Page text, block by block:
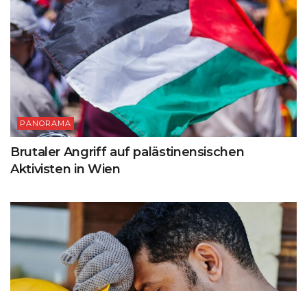
PANORAMA
Brutaler Angriff auf palästinensischen
Aktivisten in Wien